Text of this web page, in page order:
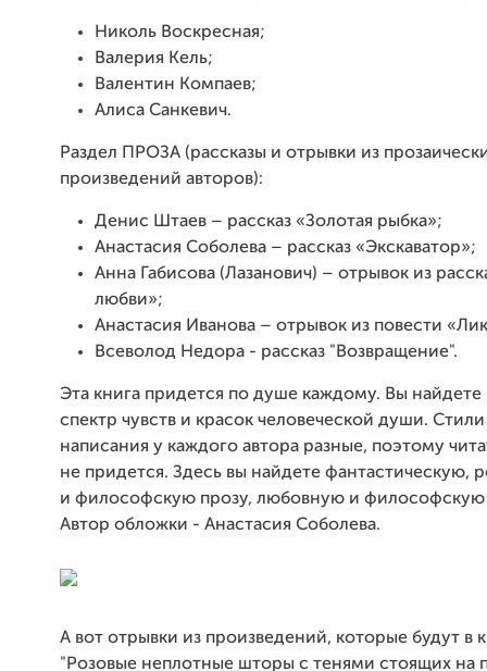
Николь Воскресная;
Валерия Кель;
Валентин Компаев;
Алиса Санкевич.
Раздел ПРОЗА (рассказы и отрывки из
произведений авторов):
Денис Штаев – рассказ «Золотая рыбка»;
Анастасия Соболева – рассказ «Экскаватор»;
Анна Габисова (Лазанович) – отрывок из
любви»;
Анастасия Иванова – отрывок из повести
Всеволод Недора - рассказ "Возвращение".
Эта книга придется по душе каждому. Вы найдете
спектр чувств и красок человеческой души.
написания у каждого автора разные, поэтому
не придется. Здесь вы найдете фантастическую,
и философскую прозу, любовную и философскую
Автор обложки - Анастасия Соболева.
А вот отрывки из произведений, которые будут в
"Розовые неплотные шторы с тенями стоящих на